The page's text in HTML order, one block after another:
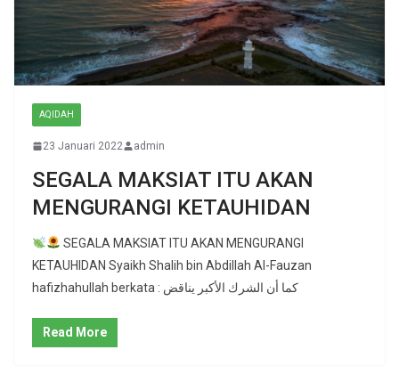
AQIDAH
23 Januari 2022 admin
SEGALA MAKSIAT ITU AKAN
MENGURANGI KETAUHIDAN
SEGALA MAKSIAT ITU AKAN MENGURANGI
KETAUHIDAN Syaikh Shalih bin Abdillah Al-Fauzan
hafizhahullah berkata : كما أن الشرك الأكبر يناقض
Read More